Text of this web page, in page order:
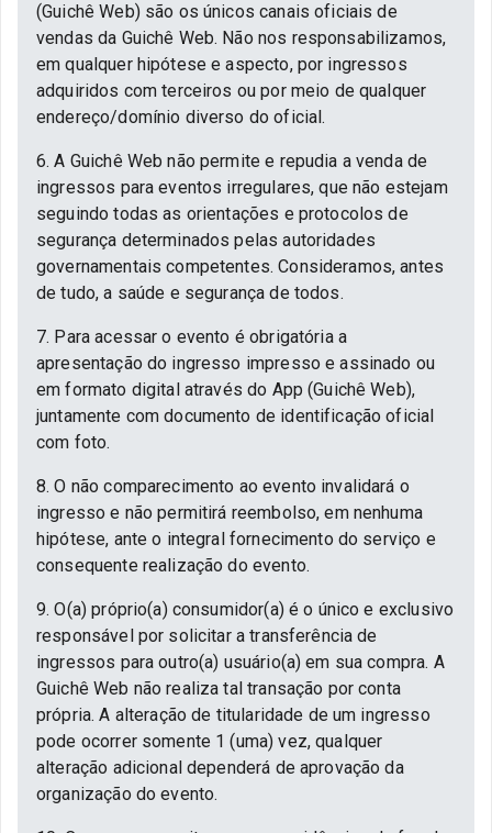
(Guichê Web) são os únicos canais oficiais de
vendas da Guichê Web. Não nos responsabilizamos,
em qualquer hipótese e aspecto, por ingressos
adquiridos com terceiros ou por meio de qualquer
endereço/domínio diverso do oficial.
6. A Guichê Web não permite e repudia a venda de
ingressos para eventos irregulares, que não estejam
seguindo todas as orientações e protocolos de
segurança determinados pelas autoridades
governamentais competentes. Consideramos, antes
de tudo, a saúde e segurança de todos.
7. Para acessar o evento é obrigatória a
apresentação do ingresso impresso e assinado ou
em formato digital através do App (Guichê Web),
juntamente com documento de identificação oficial
com foto.
8. O não comparecimento ao evento invalidará o
ingresso e não permitirá reembolso, em nenhuma
hipótese, ante o integral fornecimento do serviço e
consequente realização do evento.
9. O(a) próprio(a) consumidor(a) é o único e exclusivo
responsável por solicitar a transferência de
ingressos para outro(a) usuário(a) em sua compra. A
Guichê Web não realiza tal transação por conta
própria. A alteração de titularidade de um ingresso
pode ocorrer somente 1 (uma) vez, qualquer
alteração adicional dependerá de aprovação da
organização do evento.